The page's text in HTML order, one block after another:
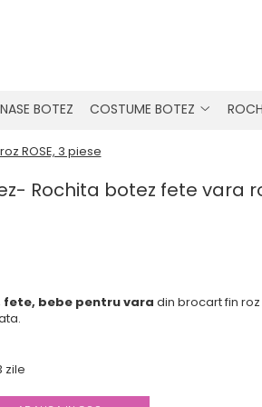
BOTEZ COSTUME BOTEZ
ROSE, 3 piese
Rochita botez fete vara
bebe pentru vara din brocart fin
zile